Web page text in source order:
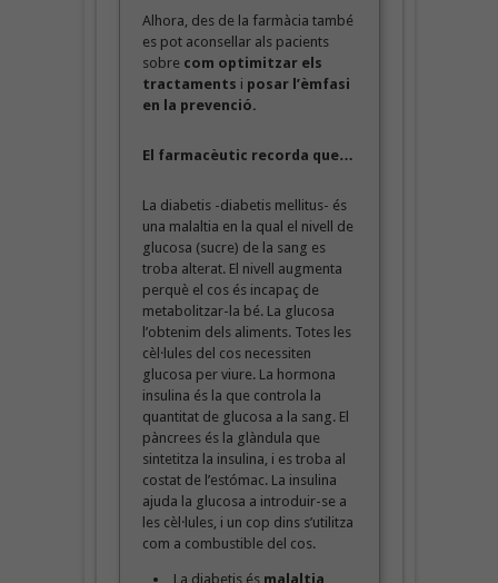
Alhora, des de la farmàcia també
es pot aconsellar als pacients
sobre com optimitzar els
tractaments i posar l’èmfasi
en la prevenció.
El farmacèutic recorda que…
La diabetis -diabetis mellitus- és
una malaltia en la qual el nivell de
glucosa (sucre) de la sang es
troba alterat. El nivell augmenta
perquè el cos és incapaç de
metabolitzar-la bé. La glucosa
l’obtenim dels aliments. Totes les
cèl·lules del cos necessiten
glucosa per viure. La hormona
insulina és la que controla la
quantitat de glucosa a la sang. El
pàncrees és la glàndula que
sintetitza la insulina, i es troba al
costat de l’estómac. La insulina
ajuda la glucosa a introduir-se a
les cèl·lules, i un cop dins s’utilitza
com a combustible del cos.
La diabetis és malaltia